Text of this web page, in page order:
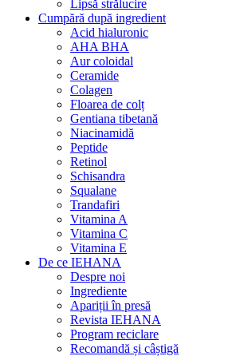
Lipsă strălucire
Cumpără după ingredient
Acid hialuronic
AHA BHA
Aur coloidal
Ceramide
Colagen
Floarea de colț
Gentiana tibetană
Niacinamidă
Peptide
Retinol
Schisandra
Squalane
Trandafiri
Vitamina A
Vitamina C
Vitamina E
De ce IEHANA
Despre noi
Ingrediente
Apariții în presă
Revista IEHANA
Program reciclare
Recomandă și câștigă